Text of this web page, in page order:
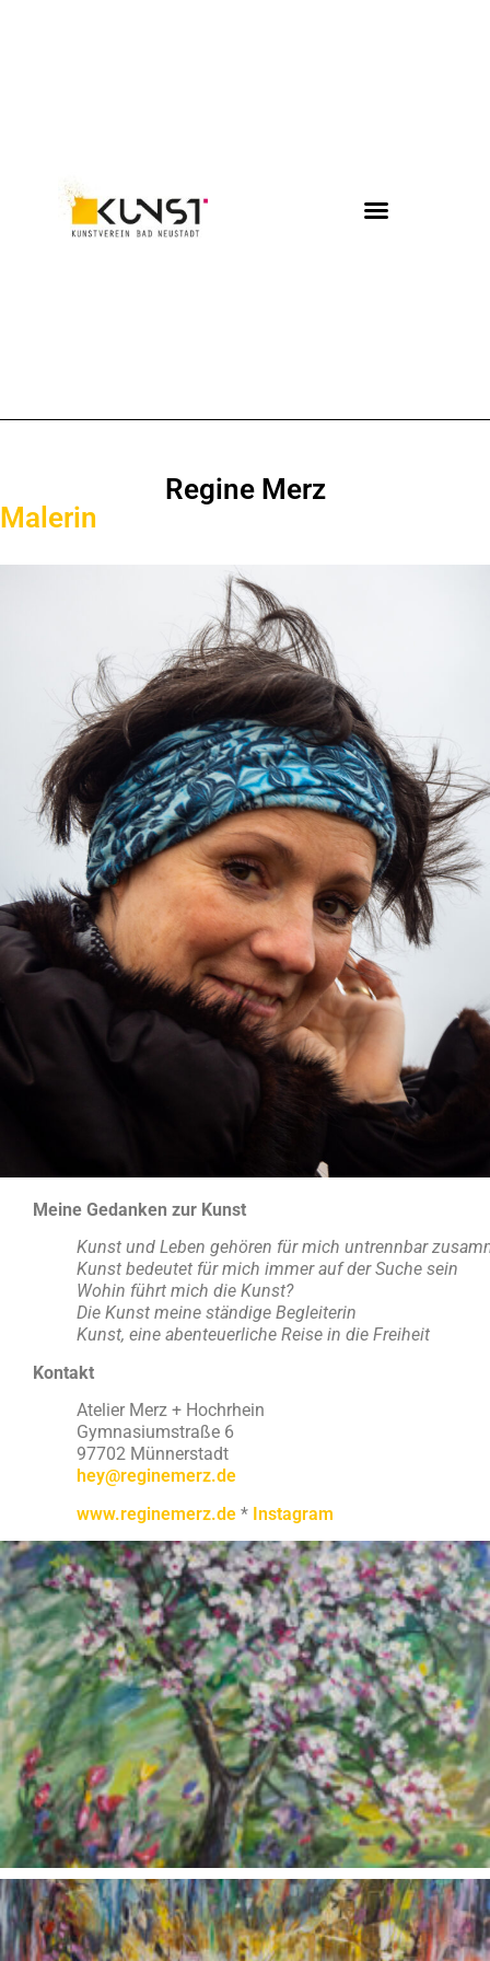
Regine Merz
Malerin
Meine Gedanken zur Kunst
Kunst und Leben gehören für mich untrennbar
Kunst bedeutet für mich immer auf der Suche sein
Wohin führt mich die Kunst?
Die Kunst meine ständige Begleiterin
Kunst, eine abenteuerliche Reise in die Freiheit
Kontakt
Atelier Merz + Hochrhein
Gymnasiumstraße 6
97702 Münnerstadt
hey@reginemerz.de
www.reginemerz.de * Instagram